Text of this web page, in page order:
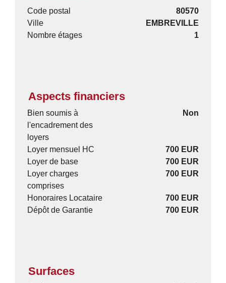
Code postal
80570
Ville
EMBREVILLE
Nombre étages
1
Aspects financiers
Bien soumis à
l'encadrement des
loyers
Non
Loyer mensuel HC
700 EUR
Loyer de base
700 EUR
Loyer charges
comprises
700 EUR
Honoraires Locataire
700 EUR
Dépôt de Garantie
700 EUR
Surfaces